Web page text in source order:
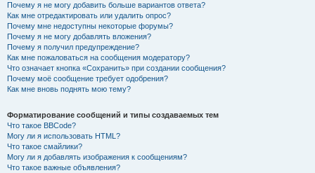
Почему я не могу добавить больше вариантов ответа?
Как мне отредактировать или удалить опрос?
Почему мне недоступны некоторые форумы?
Почему я не могу добавлять вложения?
Почему я получил предупреждение?
Как мне пожаловаться на сообщения модератору?
Что означает кнопка «Сохранить» при создании сообщения?
Почему моё сообщение требует одобрения?
Как мне вновь поднять мою тему?
Форматирование сообщений и типы создаваемых тем
Что такое BBCode?
Могу ли я использовать HTML?
Что такое смайлики?
Могу ли я добавлять изображения к сообщениям?
Что такое важные объявления?